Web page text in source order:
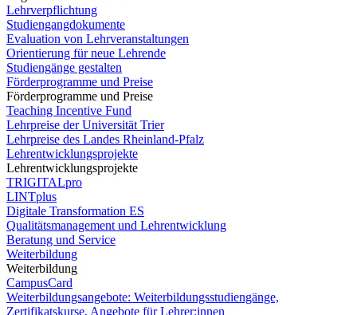
Lehrverpflichtung
Studiengangdokumente
Evaluation von Lehrveranstaltungen
Orientierung für neue Lehrende
Studiengänge gestalten
Förderprogramme und Preise
Förderprogramme und Preise
Teaching Incentive Fund
Lehrpreise der Universität Trier
Lehrpreise des Landes Rheinland-Pfalz
Lehrentwicklungsprojekte
Lehrentwicklungsprojekte
TRIGITALpro
LINTplus
Digitale Transformation ES
Qualitätsmanagement und Lehrentwicklung
Beratung und Service
Weiterbildung
Weiterbildung
CampusCard
Weiterbildungsangebote: Weiterbildungsstudiengänge,
Zertifikatskurse, Angebote für Lehrer:innen